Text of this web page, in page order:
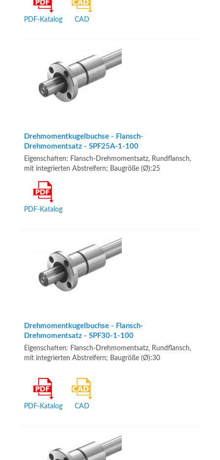
PDF-Katalog CAD
Drehmomentkugelbuchse - Flansch-
Drehmomentsatz - SPF25A-1-100
Eigenschaften: Flansch-Drehmomentsatz, Rundflansch,
mit integrierten Abstreifern; Baugröße (Ø):25
PDF-Katalog
Drehmomentkugelbuchse - Flansch-
Drehmomentsatz - SPF30-1-100
Eigenschaften: Flansch-Drehmomentsatz, Rundflansch,
mit integrierten Abstreifern; Baugröße (Ø):30
PDF-Katalog CAD